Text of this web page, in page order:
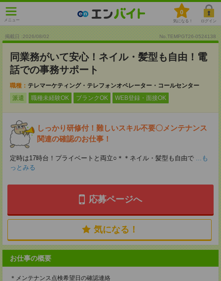
メニュー
0
気になる！ ログイン
掲載日 :2026/08/02 No.TEMPGT26-0524138
同業務がいて安心！ネイル・髪型も自由！電
話での事務サポート
職種： テレマーケティング・テレフォンオペレーター・コールセンター
派遣
職種未経験OK ブランクOK WEB登録・面接OK
しっかり研修付！難しいスキル不要〇メンテナンス
関連の確認のお仕事！
定時は17時台！プライベートと両立○＊＊ネイル・髪型も自由で ...も
っとみる
応募ページへ
気になる！
お仕事の概要
＊メンテナンス点検希望日の確認連絡